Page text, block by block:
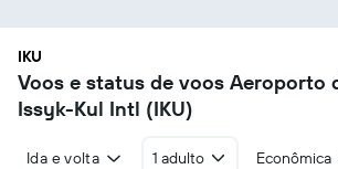
IKU
Voos e status de voos Aeroporto
Issyk-Kul Intl (IKU)
Ida e volta 1 adulto Econômica